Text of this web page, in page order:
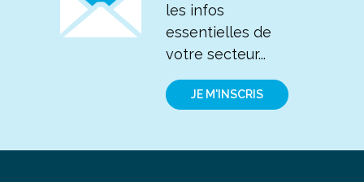
les infos
essentielles de
votre secteur...
JE M'INSCRIS